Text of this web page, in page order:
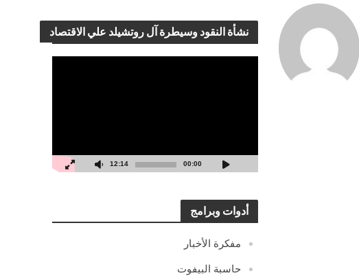
نشأة النقود وسيطرة آل روتشيلد علي الاقتصاد
00:00
12:14
أدوات وبرامج
مفكرة الأخبار
حاسبة البيفوت